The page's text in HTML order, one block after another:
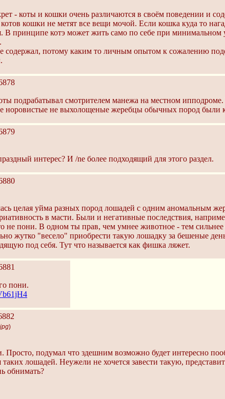
- коты и кошки очень различаются в своём поведении и
кошки не метят все вещи мочой. Если кошка куда то
В принципе котэ может жить само по себе при
содержал, потому каким то личным опытом к сожалению
подрабатывал смотрителем манежа на местном
норовистые не выхолощеные жеребцы обычных пород были
интерес? И /ne более подходящий для этого раздел.
целая уйма разных пород лошадей с одним аномальным
в масти. Были и негативные последствия,
не пони. В одном ты прав, чем умнее животное - тем
жутко "весело" приобрести такую лошадку за бешеные
под себя. Тут что называется как фишка ляжет.
пони.
)
Просто, подумал что здешним возможно будет интересно
таких лошадей. Неужели не хочется завести такую,
обнимать?